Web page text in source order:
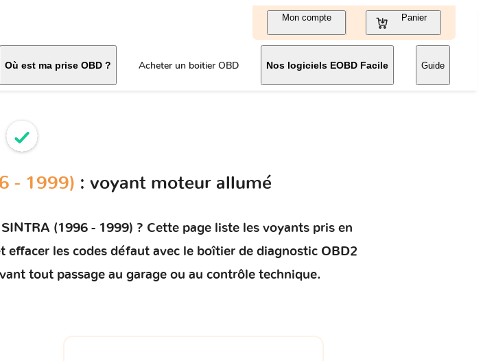
Mon compte Panier
Où est ma prise OBD ? Acheter un boitier OBD Nos logiciels EOBD Facile Guide
- 1999) : voyant moteur allumé
(1996 - 1999) ? Cette page liste les voyants pris en
effacer les codes défautavec le boîtier de diagnostic OBD2
tout passage au garage ou au contrôle technique.